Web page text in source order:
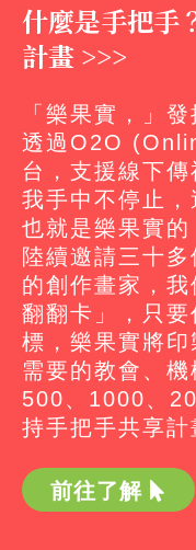
什麼是手把手
計畫 >>>
「樂果實，」
透過O2O
台，支援線下
我手中不停止，
也就是樂果實
陸續邀請三十
的創作畫家，
翻翻卡」，只
標，樂果實將
需要的教會、機
500、1000、
持手把手共享計
前往了解